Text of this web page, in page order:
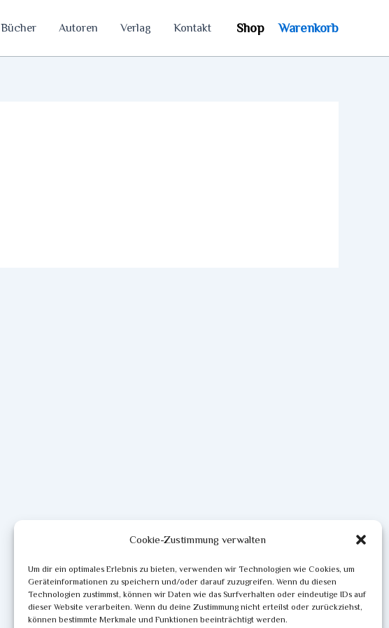
Cookie-Zustimmung verwalten
Um dir ein optimales Erlebnis zu bieten, verwenden wir Technologien wie Cookies, um
Geräteinformationen zu speichern und/oder darauf zuzugreifen. Wenn du diesen
Technologien zustimmst, können wir Daten wie das Surfverhalten oder eindeutige IDs auf
dieser Website verarbeiten. Wenn du deine Zustimmung nicht erteilst oder zurückziehst,
können bestimmte Merkmale und Funktionen beeinträchtigt werden.
Bücher Autoren Verlag Kontakt Shop Warenkorb